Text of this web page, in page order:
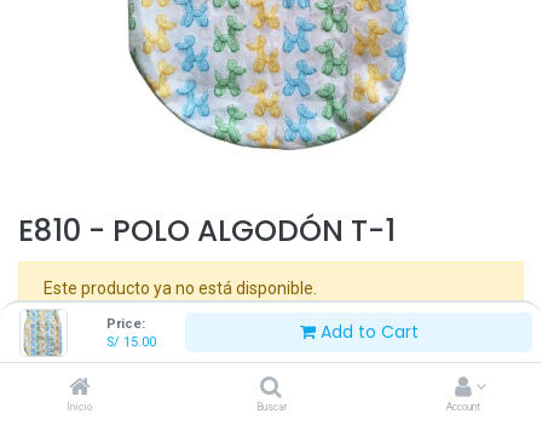
Price:
S/ 15.00 Add to Cart
Inicio Buscar Account
E810 - POLO ALGODÓN T-1
Este producto ya no está disponible.